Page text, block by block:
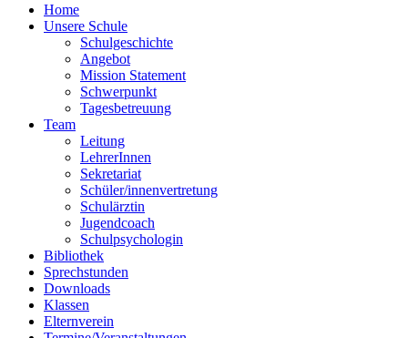
Home
Unsere Schule
Schulgeschichte
Angebot
Mission Statement
Schwerpunkt
Tagesbetreuung
Team
Leitung
LehrerInnen
Sekretariat
Schüler/innenvertretung
Schulärztin
Jugendcoach
Schulpsychologin
Bibliothek
Sprechstunden
Downloads
Klassen
Elternverein